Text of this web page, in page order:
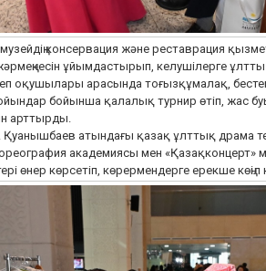
консервация және реставрация
ұйымдастырып, келушілерге ұлттық
оқушылары арасында тоғызқұмалақ,
бойынша қалалық турнир өтіп, жас
арттырды.
Қуанышбаев атындағы қазақ ұлттық драма
академиясы мен «Қазақконцерт»
өнер көрсетіп, көрермендерге ерекше